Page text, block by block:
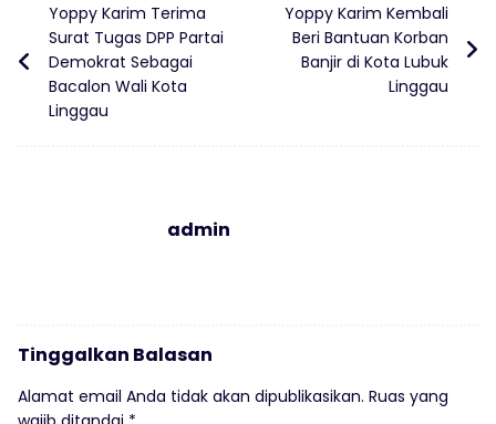
Yoppy Karim Terima
Surat Tugas DPP Partai
Demokrat Sebagai
Bacalon Wali Kota
Linggau
Yoppy Karim Kembali
Beri Bantuan Korban
Banjir di Kota Lubuk
Linggau
admin
Tinggalkan Balasan
Alamat email Anda tidak akan dipublikasikan. Ruas yang